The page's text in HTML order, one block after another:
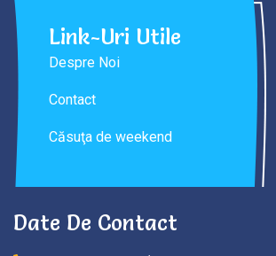
Link-Uri Utile
Despre Noi
Contact
Căsuţa de weekend
Date De Contact